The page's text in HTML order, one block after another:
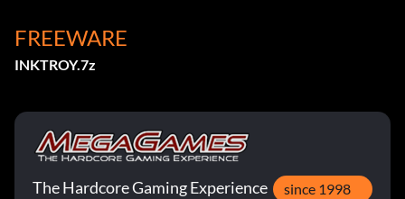
FREEWARE
INKTROY.7z
The Hardcore Gaming Experience since 1998